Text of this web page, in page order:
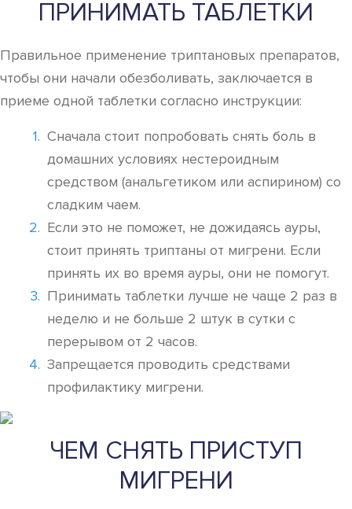
ПРИНИМАТЬ ТАБЛЕТКИ
Правильное применение триптановых препаратов,
чтобы они начали обезболивать, заключается в
приеме одной таблетки согласно инструкции:
Сначала стоит попробовать снять боль в
домашних условиях нестероидным
средством (анальгетиком или аспирином) со
сладким чаем.
Если это не поможет, не дожидаясь ауры,
стоит принять триптаны от мигрени. Если
принять их во время ауры, они не помогут.
Принимать таблетки лучше не чаще 2 раз в
неделю и не больше 2 штук в сутки с
перерывом от 2 часов.
Запрещается проводить средствами
профилактику мигрени.
ЧЕМ СНЯТЬ ПРИСТУП
МИГРЕНИ